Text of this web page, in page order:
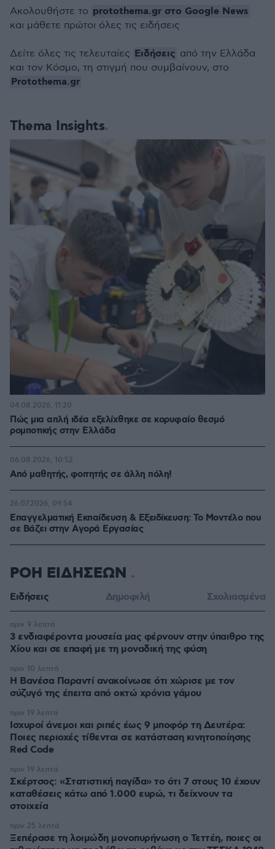
Thema Insights
Πώς μια απλή ιδέα εξελίχθηκε σε κορυφαίο θεσμό
ρομποτικής στην Ελλάδα
04.08.2026, 11:20
Από μαθητής, φοιτητής σε άλλη πόλη!
06.08.2026, 10:52
Επαγγελματική Εκπαίδευση & Εξειδίκευση: Το Mοντέλο που
σε Bάζει στην Aγορά Eργασίας
26.07.2026, 09:54
Ακολουθήστε το protothema.gr στο Google News
και μάθετε πρώτοι όλες τις ειδήσεις
Δείτε όλες τις τελευταίες Ειδήσεις από την Ελλάδα
και τον Κόσμο, τη στιγμή που συμβαίνουν, στο
Protothema.gr
ΡΟΗ ΕΙΔΗΣΕΩΝ
Ειδήσεις Δημοφιλή Σχολιασμένα
3 ενδιαφέροντα μουσεία μας φέρνουν στην ύπαιθρο της
Χίου και σε επαφή με τη μοναδική της φύση
πριν 9 λεπτά
Η Βανέσα Παραντί ανακοίνωσε ότι χώρισε με τον
σύζυγό της έπειτα από οκτώ χρόνια γάμου
πριν 10 λεπτά
Ισχυροί άνεμοι και ριπές έως 9 μποφόρ τη Δευτέρα:
Ποιες περιοχές τίθενται σε κατάσταση κινητοποίησης
Red Code
πριν 19 λεπτά
Σκέρτσος: «Στατιστική παγίδα» το ότι 7 στους 10 έχουν
καταθέσεις κάτω από 1.000 ευρώ, τι δείχνουν τα
στοιχεία
πριν 19 λεπτά
Ξεπέρασε τη λοιμώδη μονοπυρήνωση ο Τεττέη, ποιες οι
πριν 25 λεπτά